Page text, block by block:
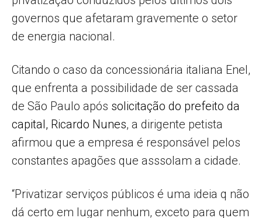
governos que afetaram gravemente o setor
de energia nacional.
Citando o caso da concessionária italiana Enel,
que enfrenta a possibilidade de ser cassada
de São Paulo após solicitação do prefeito da
capital, Ricardo Nunes, a dirigente petista
afirmou que a empresa é responsável pelos
constantes apagões que asssolam a cidade.
“Privatizar serviços públicos é uma ideia q não
dá certo em lugar nenhum, exceto para quem